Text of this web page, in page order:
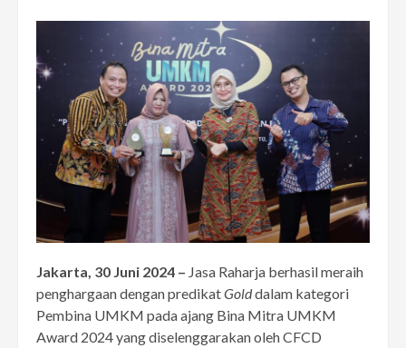
Jakarta, 30 Juni 2024 – Jasa Raharja berhasil meraih
penghargaan dengan predikatGolddalam kategori
Pembina UMKM pada ajang Bina Mitra UMKM
Award 2024 yang diselenggarakan oleh CFCD